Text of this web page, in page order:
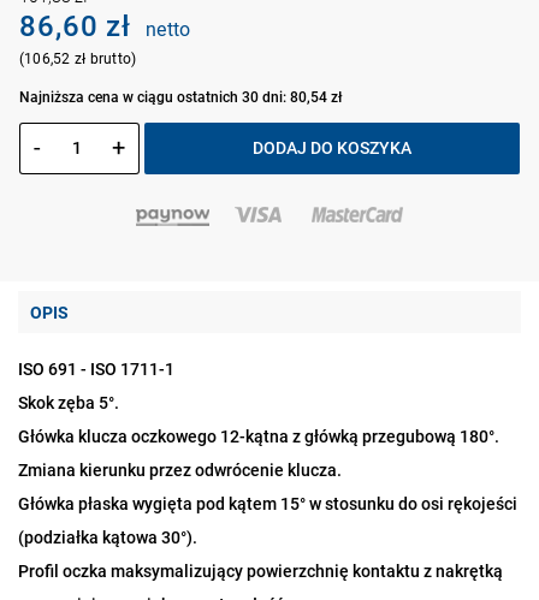
86,60 zł netto
(106,52 zł brutto)
Najniższa cena w ciągu ostatnich 30 dni: 80,54 zł
- + DODAJ DO KOSZYKA
OPIS
ISO 691 - ISO 1711-1
Skok zęba 5°.
Główka klucza oczkowego 12-kątna z główką przegubową 180°.
Zmiana kierunku przez odwrócenie klucza.
Główka płaska wygięta pod kątem 15° w stosunku do osi rękojeści
(podziałka kątowa 30°).
Profil oczka maksymalizujący powierzchnię kontaktu z nakrętką